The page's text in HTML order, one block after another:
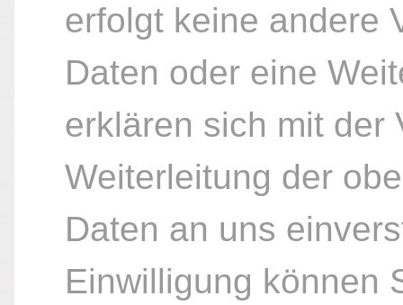
erfolgt keine andere
Daten oder eine
erklären sich mit der
Weiterleitung der
Daten an uns
Einwilligung können